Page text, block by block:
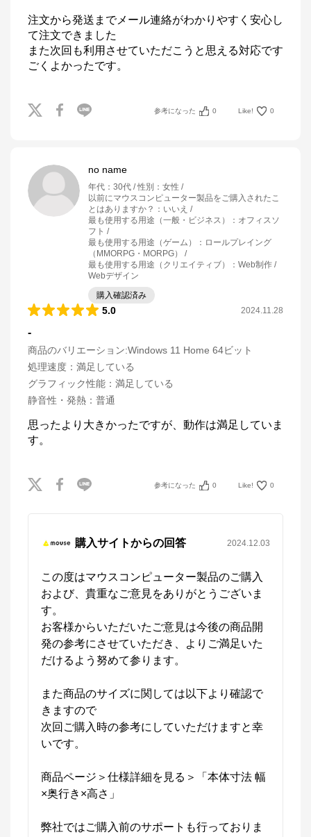
注文から発送までメール連絡がわかりやすく安心し
て注文できました
また次回も利用させていただこうと思える対応です
ごくよかったです。
参考になった 0 Like! 0
no name
年代 ： 30代 性別 ： 女性
以前にマウスコンピューター製品をご購入されたこ
とはありますか？ ： いいえ
最も使用する用途（一般・ビジネス）
： オフィスソ
フト
最も使用する用途（ゲーム）
： ロールプレイング
（MMORPG・MORPG）
最も使用する用途（クリエイティブ）
： Web制作 /
Webデザイン
購入確認済み
5.0 2024.11.28
-
商品のバリエーション:Windows 11 Home 64ビット
処理速度 ： 満足している
グラフィック性能 ： 満足している
静音性・発熱 ： 普通
思ったより大きかったですが、動作は満足していま
す。
参考になった 0 Like! 0
購入サイトからの回答 2024.12.03
この度はマウスコンピューター製品のご購入
および、貴重なご意見をありがとうございま
す。
お客様からいただいたご意見は今後の商品開
発の参考にさせていただき、よりご満足いた
だけるよう努めて参ります。
また商品のサイズに関しては以下より確認で
きますので
次回ご購入時の参考にしていただけますと幸
いです。
商品ページ＞仕様詳細を見る＞「本体寸法 幅
×奥行き×高さ」
弊社ではご購入前のサポートも行っておりま